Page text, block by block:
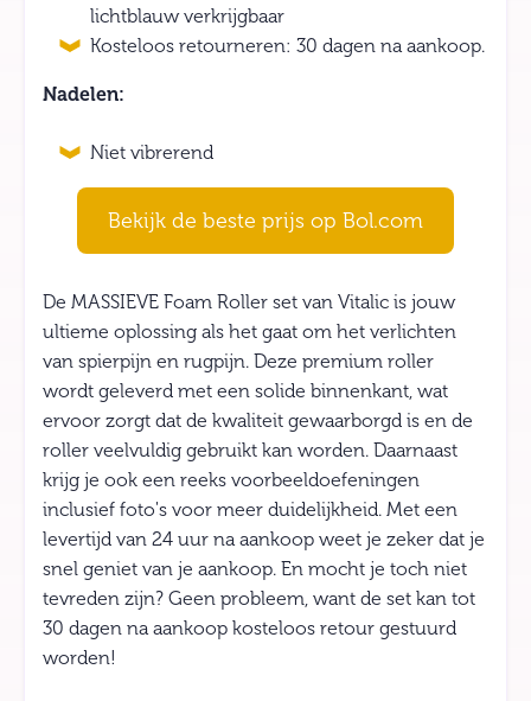
lichtblauw verkrijgbaar
Kosteloos retourneren: 30 dagen na aankoop.
Nadelen:
Niet vibrerend
Bekijk de beste prijs op Bol.com
De MASSIEVE Foam Roller set van Vitalic is jouw
ultieme oplossing als het gaat om het verlichten
van spierpijn en rugpijn. Deze premium roller
wordt geleverd met een solide binnenkant, wat
ervoor zorgt dat de kwaliteit gewaarborgd is en de
roller veelvuldig gebruikt kan worden. Daarnaast
krijg je ook een reeks voorbeeldoefeningen
inclusief foto's voor meer duidelijkheid. Met een
levertijd van 24 uur na aankoop weet je zeker dat je
snel geniet van je aankoop. En mocht je toch niet
tevreden zijn? Geen probleem, want de set kan tot
30 dagen na aankoop kosteloos retour gestuurd
worden!